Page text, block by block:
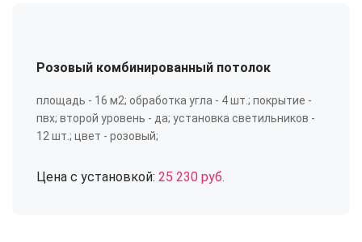
Розовый комбинированный потолок
площадь - 16 м2; обработка угла - 4 шт.; покрытие -
пвх; второй уровень - да; установка светильников -
12 шт.; цвет - розовый;
Цена с установкой: 25 230 руб.